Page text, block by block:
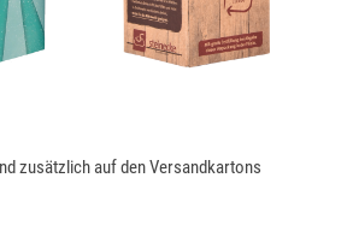
zusätzlich auf den Versandkartons